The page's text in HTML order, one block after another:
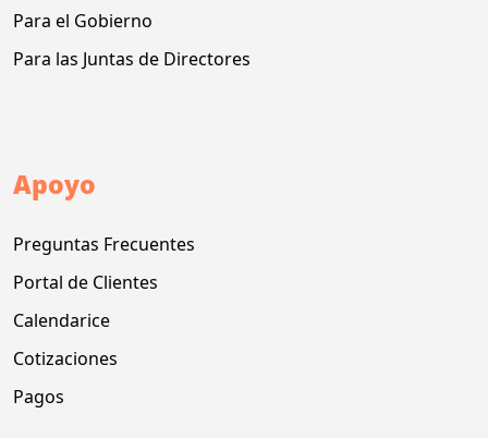
Para el Gobierno
Para las Juntas de Directores
Apoyo
Preguntas Frecuentes
Portal de Clientes
Calendarice
Cotizaciones
Pagos